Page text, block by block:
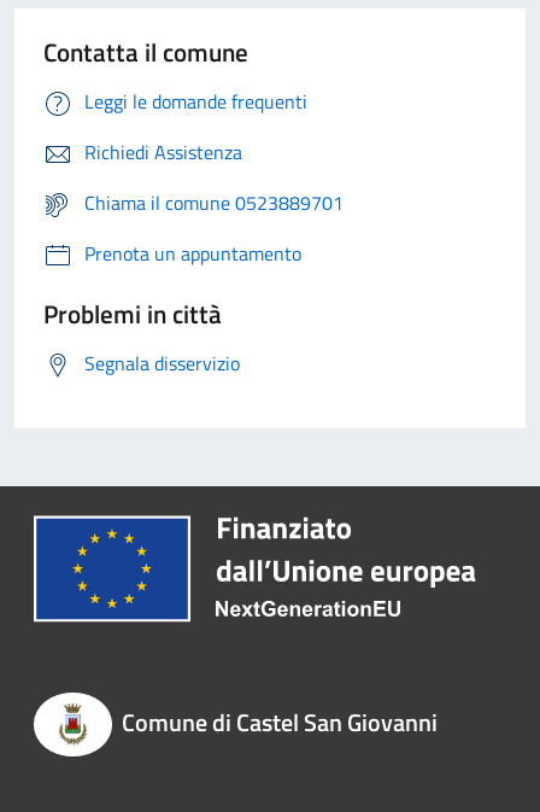
Contatta il comune
Leggi le domande frequenti
Richiedi Assistenza
Chiama il comune 0523889701
Prenota un appuntamento
Problemi in città
Segnala disservizio
Comune di Castel San Giovanni